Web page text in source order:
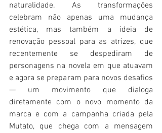
naturalidade. As transformações
celebram não apenas uma mudança
estética, mas também a ideia de
renovação pessoal para as atrizes, que
recentemente se despediram de
personagens na novela em que atuavam
e agora se preparam para novos desafios
— um movimento que dialoga
diretamente com o novo momento da
marca e com a campanha criada pela
Mutato, que chega com a mensagem